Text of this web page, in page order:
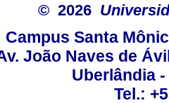
© 2026
Campus Santa
João Naves de
Uberlândia -
Tel.: